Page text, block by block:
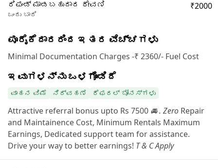
ರಿಫಂಡ್ ಮಾಡಬಹುದಾದ ಠೇವಣಿ
ಒಂದು ಬಾರಿ
₹2000
ಪೂರೈಕೆದಾರರಿಂದ ಇತರ ವೆಚ್ಚಗಳು
Minimal Documentation Charges -₹ 2360/- Fuel Cost
ಇವುಗಳನ್ನು ಒಳಗೊಂಡಿದೆ
ವಾಹನ ವಿಮೆ ನಿರ್ವಹಣೆ ರೆಫರಲ್ ಬೋನಸ್‌ಗಳು
Attractive referral bonus upto Rs 7500 🚘 . Zero Repair
and Maintainence Cost, Minimum Rentals Maximum
Earnings, Dedicated support team for assistance.
Drive your way to better earnings! T & C Apply